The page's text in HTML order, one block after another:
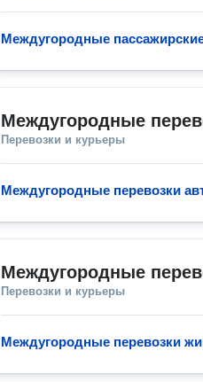
Междугородные
Междугородные
Перевозки и курьеры
Междугородные перевозки
Междугородные
Перевозки и курьеры
Междугородные перевозки